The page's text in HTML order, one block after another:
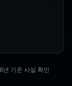
기준 사실 확인